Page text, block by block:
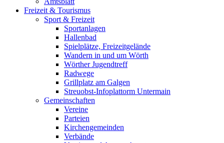
Freizeit & Tourismus
Sport & Freizeit
Sportanlagen
Hallenbad
Spielplätze, Freizeitgelände
Wandern in und um Wörth
Wörther Jugendtreff
Radwege
Grillplatz am Galgen
Streuobst-Infoplattorm Untermain
Gemeinschaften
Vereine
Parteien
Kirchengemeinden
Verbände